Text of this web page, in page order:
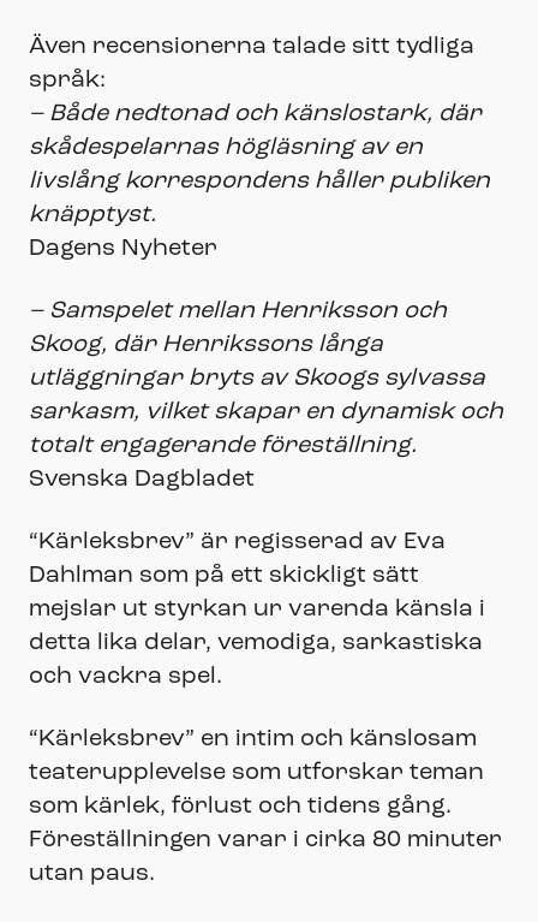
Även recensionerna talade sitt tydliga
språk:
– Både nedtonad och känslostark, där
skådespelarnas högläsning av en
livslång korrespondens håller publiken
knäpptyst.
Dagens Nyheter
– Samspelet mellan Henriksson och
Skoog, där Henrikssons långa
utläggningar bryts av Skoogs sylvassa
sarkasm, vilket skapar en dynamisk och
totalt engagerande föreställning.
Svenska Dagbladet
“Kärleksbrev” är regisserad av Eva
Dahlman som på ett skickligt sätt
mejslar ut styrkan ur varenda känsla i
detta lika delar, vemodiga, sarkastiska
och vackra spel.
“Kärleksbrev” en intim och känslosam
teaterupplevelse som utforskar teman
som kärlek, förlust och tidens gång.
Föreställningen varar i cirka 80 minuter
utan paus.